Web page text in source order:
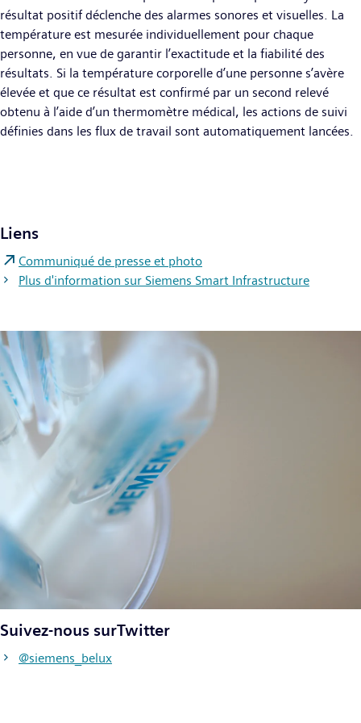
résultat positif déclenche des alarmes sonores et visuelles. La
température est mesurée individuellement pour chaque
personne, en vue de garantir l’exactitude et la fiabilité des
résultats. Si la température corporelle d’une personne s’avère
élevée et que ce résultat est confirmé par un second relevé
obtenu à l’aide d’un thermomètre médical, les actions de suivi
définies dans les flux de travail sont automatiquement lancées.
Liens
Communiqué de presse et photo
Plus d'information sur Siemens Smart Infrastructure
Suivez-nous surTwitter
@siemens_belux